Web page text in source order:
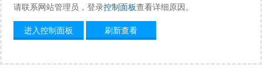
请联系网站管理员，登录控制面板查看详细原因。
进入控制面板
刷新查看